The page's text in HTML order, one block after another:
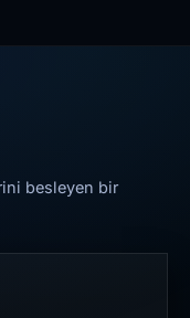
besleyen bir